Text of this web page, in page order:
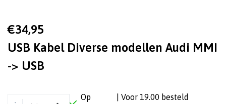
€34,95
USB Kabel Diverse modellen Audi MMI
-> USB
Op
| Voor 19.00 besteld